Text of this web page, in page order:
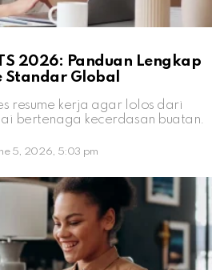
2026: Panduan Lengkap
Standar Global
resume kerja agar lolos dari
bertenaga kecerdasan buatan.
5, 2026, 5:03 pm